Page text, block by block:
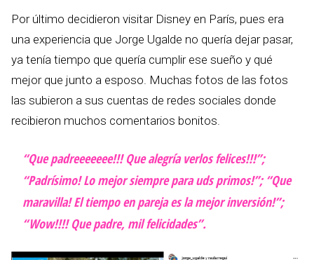
Por último decidieron visitar Disney en París, pues era
una experiencia que Jorge Ugalde no quería dejar pasar,
ya tenía tiempo que quería cumplir ese sueño y qué
mejor que junto a esposo. Muchas fotos de las fotos
las subieron a sus cuentas de redes sociales donde
recibieron muchos comentarios bonitos.
“Que padreeeeeee!!! Que alegría verlos felices!!!”;
“Padrísimo! Lo mejor siempre para uds primos!”; “Que
maravilla! El tiempo en pareja es la mejor inversión!”;
“Wow!!!! Que padre, mil felicidades”.